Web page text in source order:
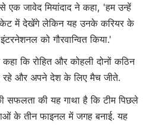
एक जावेद मियांदाद ने कहा, 'हम उन्हें
में देखेंगे लेकिन यह उनके करियर के
को गौरवान्वित किया.'
कि रोहित और कोहली दोनों कठिन
रहे और अपने देश के लिए मैच जीते.
सफलता की यह गाथा है कि टीम पिछले
के तीन फाइनल में जगह बनाई. यह